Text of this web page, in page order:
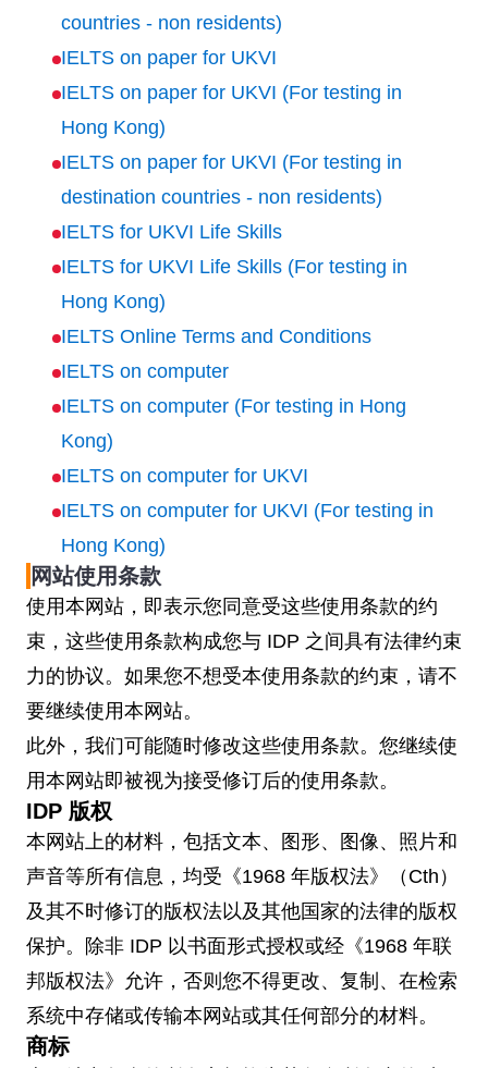
countries - non residents)
IELTS on paper for UKVI
IELTS on paper for UKVI (For testing in
Hong Kong)
IELTS on paper for UKVI (For testing in
destination countries - non residents)
IELTS for UKVI Life Skills
IELTS for UKVI Life Skills (For testing in
Hong Kong)
IELTS Online Terms and Conditions
IELTS on computer
IELTS on computer (For testing in Hong
Kong)
IELTS on computer for UKVI
IELTS on computer for UKVI (For testing in
Hong Kong)
网站使用条款
使用本网站，即表示您同意受这些使用条款的约
束，这些使用条款构成您与 IDP 之间具有法律约束
力的协议。如果您不想受本使用条款的约束，请不
要继续使用本网站。
此外，我们可能随时修改这些使用条款。您继续使
用本网站即被视为接受修订后的使用条款。
IDP 版权
本网站上的材料，包括文本、图形、图像、照片和
声音等所有信息，均受《1968 年版权法》（Cth）
及其不时修订的版权法以及其他国家的法律的版权
保护。除非 IDP 以书面形式授权或经《1968 年联
邦版权法》允许，否则您不得更改、复制、在检索
系统中存储或传输本网站或其任何部分的材料。
商标